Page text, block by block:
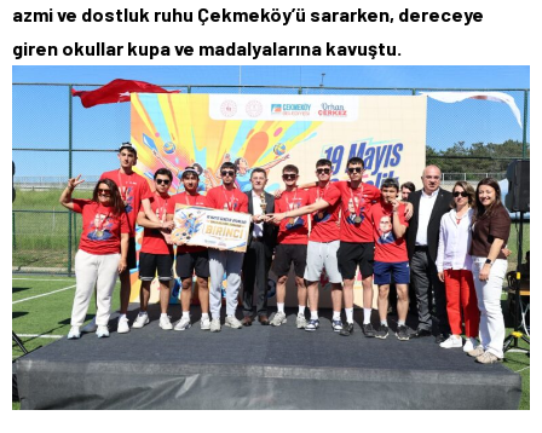
azmi ve dostluk ruhu Çekmeköy’ü sararken, dereceye
giren okullar kupa ve madalyalarına kavuştu.